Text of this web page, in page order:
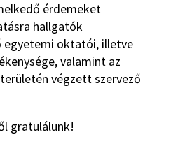
érdemeket
hallgatók
oktatói, illetve
valamint az
végzett szervező
gratulálunk!